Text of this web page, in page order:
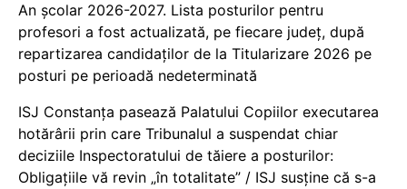
An școlar 2026-2027. Lista posturilor pentru
profesori a fost actualizată, pe fiecare județ, după
repartizarea candidaților de la Titularizare 2026 pe
posturi pe perioadă nedeterminată
ISJ Constanța pasează Palatului Copiilor executarea
hotărârii prin care Tribunalul a suspendat chiar
deciziile Inspectoratului de tăiere a posturilor:
Obligațiile vă revin „în totalitate” / ISJ susține că s-a